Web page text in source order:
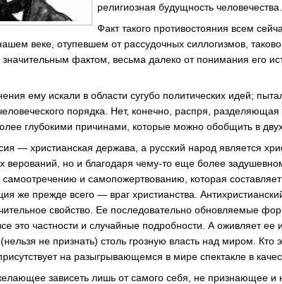
религиозная будущность человечества.
Факт такого противостояния всем
веке, отупевшем от рассудочных силлогизмов,
значительным фактом, весьма далеко от понимания его
ему искали в области сугубо политических идей;
порядка. Нет, конечно, распря,
глубокими причинами, которые можно обобщить в
— христианская держава, а русский народ является
верований, но и благодаря чему-то еще более
самоотречению и самопожертвованию, которая
же прежде всего — враг христианства.
свойство. Ее последовательно обновляемые
это частности и случайные подробности. А оживляет ее
не признать) столь грозную власть над миром. Кто
на разыгрывающемся в мире спектакле в
зависеть лишь от самого себя, не признающее и